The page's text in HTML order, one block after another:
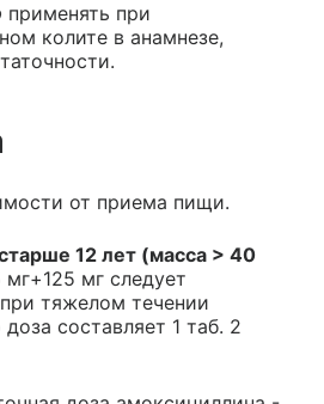
применять при
колите в анамнезе,
от приема пищи.
12 лет (масса > 40
мг следует
тяжелом течении
составляет 1 таб. 2